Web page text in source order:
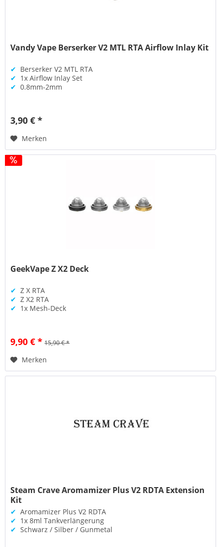
Vandy Vape Berserker V2 MTL RTA Airflow Inlay Kit
✔ Berserker V2 MTL RTA
✔ 1x Airflow Inlay Set
✔ 0.8mm-2mm
3,90 € *
Merken
GeekVape Z X2 Deck
✔ Z X RTA
✔ Z X2 RTA
✔ 1x Mesh-Deck
9,90 € * 15,90 € *
Merken
Steam Crave Aromamizer Plus V2 RDTA Extension
Kit
✔ Aromamizer Plus V2 RDTA
✔ 1x 8ml Tankverlängerung
✔ Schwarz / Silber / Gunmetal